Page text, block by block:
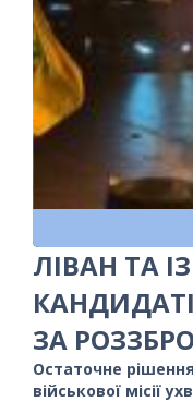
ЛІВАН ТА
ЗА
Остаточне
військової місії